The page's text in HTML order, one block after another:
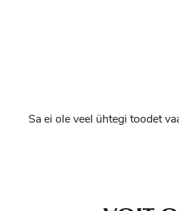
Sa ei ole veel ühtegi toodet